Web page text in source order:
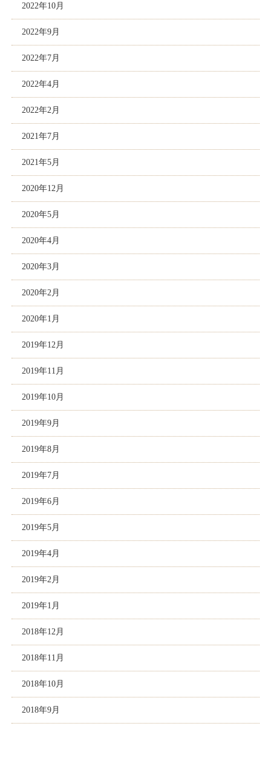
2022年10月
2022年9月
2022年7月
2022年4月
2022年2月
2021年7月
2021年5月
2020年12月
2020年5月
2020年4月
2020年3月
2020年2月
2020年1月
2019年12月
2019年11月
2019年10月
2019年9月
2019年8月
2019年7月
2019年6月
2019年5月
2019年4月
2019年2月
2019年1月
2018年12月
2018年11月
2018年10月
2018年9月